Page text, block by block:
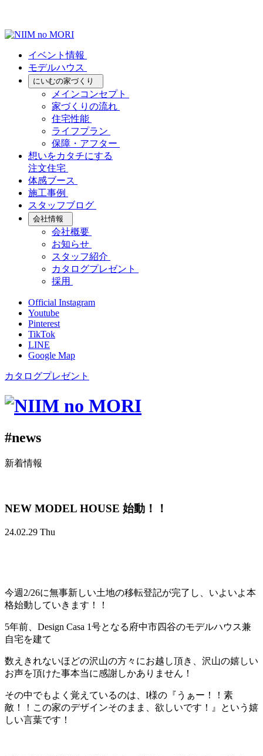
イベント情報
モデルハウス
にいむの家づくり
メインコンセプト
家づくりの流れ
住宅性能
ライフプラン
保障・アフター
想いをカタチにする
注文住宅
体感ブース
施工事例
スタッフブログ
会社情報
会社概要
お知らせ
スタッフ紹介
カタログプレゼント
採用
Official Instagram
Youtube
Pinterest
TikTok
LINE
Google Map
カタログプレゼント
#news
新着情報
NEW MODEL HOUSE 始動！！
24.02.29 Thu
今週2/26に無事新しい土地の移転登記が完了し、いよいよ本
格始動していきます！！
5年前、Design Casa 1号となる府中市四谷のモデルハウス兼
自宅を建て
数えきれないほどの沢山の方々にお越し頂き、沢山の嬉しい
お声を頂けた事本当に感謝しかありません！
その中でもよく覚えているのは、I様の『うぁー！！素
敵！！この家のデザインそのまま、欲しいです！』という嬉
しい言葉です！